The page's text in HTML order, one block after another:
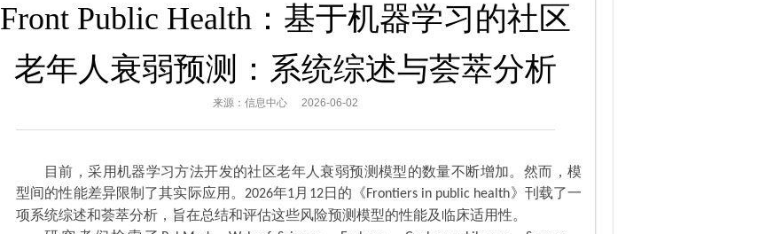
Front Public Health：基于机器学习的社区
老年人衰弱预测：系统综述与荟萃分析
来源：信息中心 2026-06-02
目前，采用机器学习方法开发的社区老年人衰弱预测模型的数量不断增加。然而，模
型间的性能差异限制了其实际应用。 2026年1月 12日的《Frontiers in public health》刊载了一
项系统综述和荟萃分析，旨在总结和评估这些风险预测模型的性能及临床适用性。